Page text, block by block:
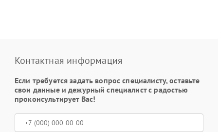
Контактная информация
Если требуется задать вопрос специалисту, оставьте
свои данные и дежурный специалист с радостью
проконсультирует Вас!